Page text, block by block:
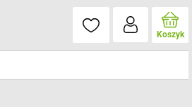
Koszyk